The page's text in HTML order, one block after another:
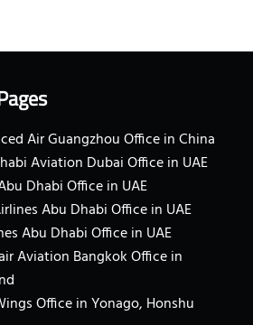
Air Guangzhou Office in China
Aviation Dubai Office in UAE
Dhabi Office in UAE
Abu Dhabi Office in UAE
Abu Dhabi Office in UAE
Aviation Bangkok Office in
Office in Yonago, Honshu